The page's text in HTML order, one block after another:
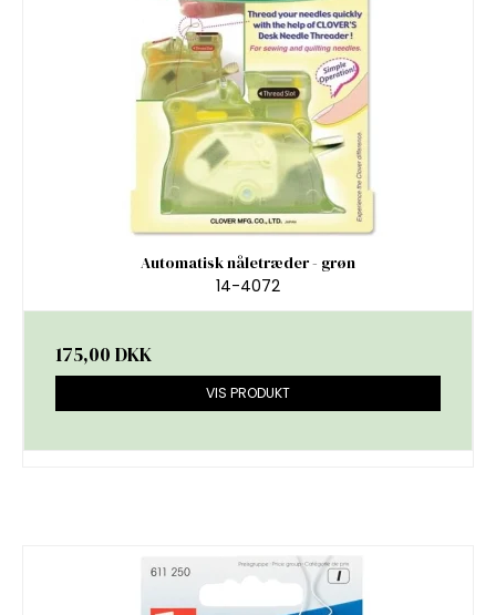
Automatisk nåletræder - grøn
14-4072
175,00 DKK
VIS PRODUKT